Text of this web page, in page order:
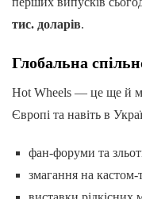
тис. доларів.
Глобальна
Hot Wheels — це ще й
Європі та навіть в
фан-форуми та
змагання на кастом-